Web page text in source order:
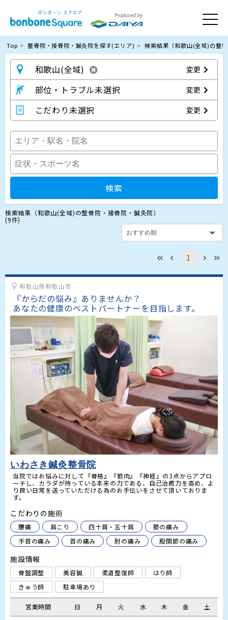
Top 整骨院・接骨院・鍼灸院を探す(エリア) 検索結果（和歌山(全域)の整
和歌山(全域) 変更
部位・トラブル未選択 変更
こだわり未選択 変更
検索
検索結果（和歌山(全域)の整骨院・接骨院・鍼灸院）
(9件)
1
和歌山県和歌山市
『からだの悩み』ありませんか？
あなたの健康のベストパートナーを目指します。
いわさき鍼灸整骨院
当院ではお悩みに対して『骨格』『筋肉』『神経』の3点からアプロ
ーチし、カラダが持っている本来の力である、自己治癒力を高め、よ
り良い日常を送っていただける為のお手伝いをさせて頂いておりま
す。
こだわりの施術
腰痛 肩こり 四十肩・五十肩
膝の痛み
手首の痛み
首の痛み 肘の痛み 股関節の痛み
施設情報
骨盤調整 美容鍼 柔道整復師
はり師
きゅう師
駐車場あり
営業時間 日 月 火 水 木 金 土